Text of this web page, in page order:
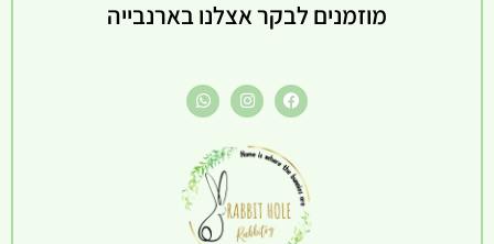
מוזמנים לבקר אצלנו בארנבייה